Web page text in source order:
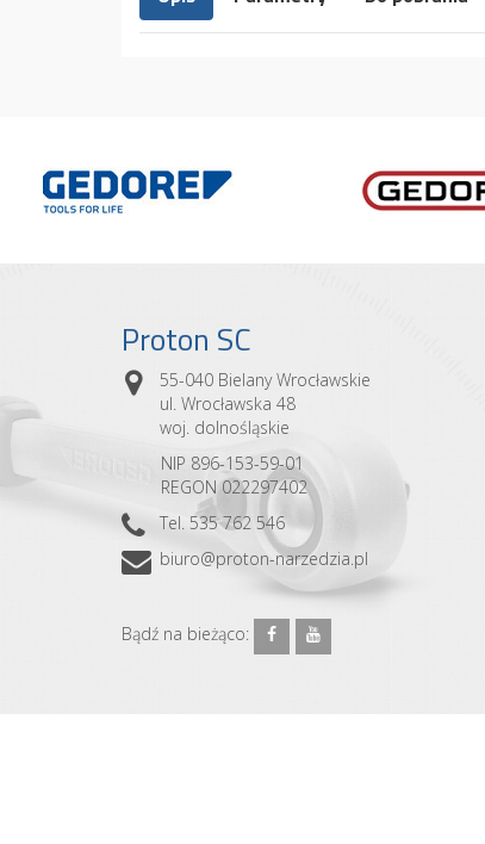
Proton SC
55-040 Bielany Wrocławskie
ul. Wrocławska 48
woj. dolnośląskie
NIP 896-153-59-01
REGON 022297402
Tel. 535 762 546
biuro@proton-narzedzia.pl
Bądź na bieżąco: